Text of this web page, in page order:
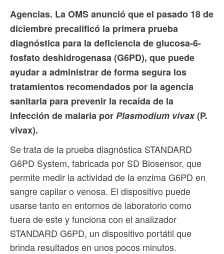
Agencias. La OMS anunció que el pasado 18 de
diciembre precalificó la primera prueba
diagnóstica para la deficiencia de glucosa-6-
fosfato deshidrogenasa (G6PD), que puede
ayudar a administrar de forma segura los
tratamientos recomendados por la agencia
sanitaria para prevenir la recaída de la
infección de malaria porPlasmodium vivax(P.
vivax).
Se trata de la prueba diagnóstica STANDARD
G6PD System, fabricada por SD Biosensor, que
permite medir la actividad de la enzima G6PD en
sangre capilar o venosa. El dispositivo puede
usarse tanto en entornos de laboratorio como
fuera de este y funciona con el analizador
STANDARD G6PD, un dispositivo portátil que
brinda resultados en unos pocos minutos.